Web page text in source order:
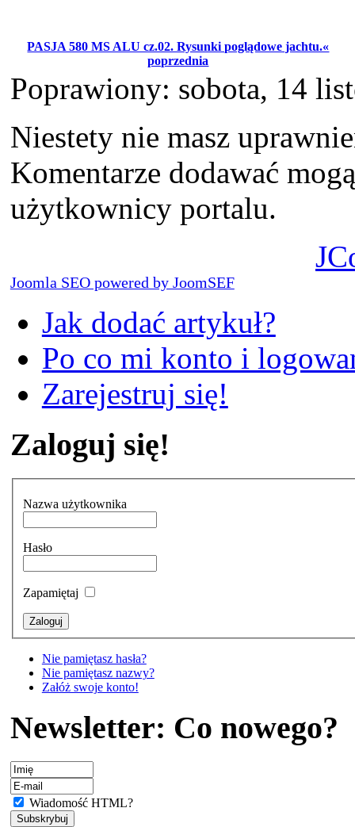
PASJA 580 MS ALU cz.02. Rysunki poglądowe jachtu.«
poprzednia
Poprawiony: sobota, 14
Niestety nie masz
Komentarze dodawać
użytkownicy portalu.
Joomla SEO powered by JoomSEF
Jak dodać artykuł?
Po co mi konto i
Zarejestruj się!
Zaloguj się!
Nazwa użytkownika
Hasło
Zapamiętaj
Nie pamiętasz hasła?
Nie pamiętasz nazwy?
Załóż swoje konto!
Newsletter: Co nowego?
Wiadomość HTML?